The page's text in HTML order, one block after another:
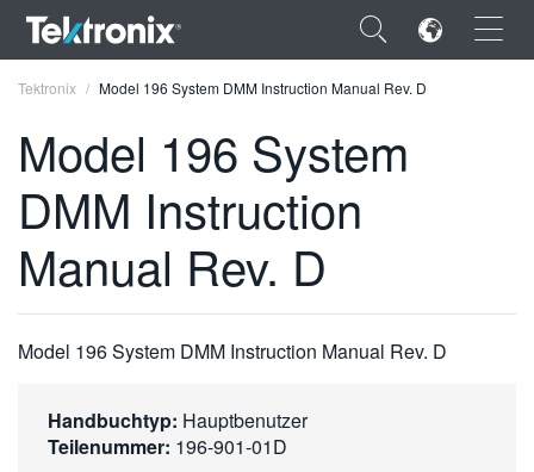
×
ENGLISH
FRANÇAIS
VIỆT NAM
简体中文
Tektronix Model 196 System DMM Instruction Manual Rev. D
Model 196 System
DMM Instruction
Manual Rev. D
Model 196 System DMM Instruction Manual Rev. D
Handbuchtyp: Hauptbenutzer
Teilenummer: 196-901-01D